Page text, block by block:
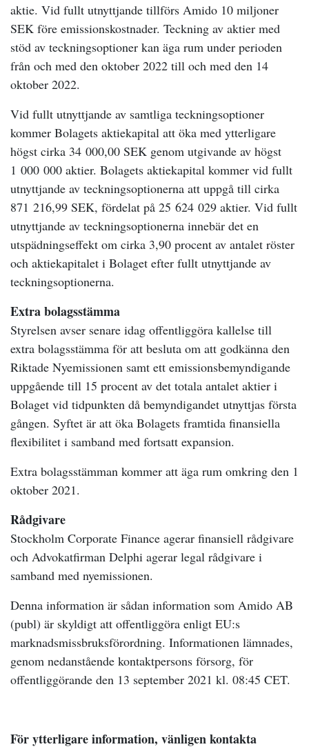
aktie. Vid fullt utnyttjande tillförs Amido 10 miljoner
SEK före emissionskostnader. Teckning av aktier med
stöd av teckningsoptioner kan äga rum under perioden
från och med den oktober 2022 till och med den 14
oktober 2022.
Vid fullt utnyttjande av samtliga teckningsoptioner
kommer Bolagets aktiekapital att öka med ytterligare
högst cirka 34 000,00 SEK genom utgivande av högst
1 000 000 aktier. Bolagets aktiekapital kommer vid fullt
utnyttjande av teckningsoptionerna att uppgå till cirka
871 216,99 SEK, fördelat på 25 624 029 aktier. Vid fullt
utnyttjande av teckningsoptionerna innebär det en
utspädningseffekt om cirka 3,90 procent av antalet röster
och aktiekapitalet i Bolaget efter fullt utnyttjande av
teckningsoptionerna.
Extra bolagsstämma
Styrelsen avser senare idag offentliggöra kallelse till
extra bolagsstämma för att besluta om att godkänna den
Riktade Nyemissionen samt ett emissionsbemyndigande
uppgående till 15 procent av det totala antalet aktier i
Bolaget vid tidpunkten då bemyndigandet utnyttjas första
gången. Syftet är att öka Bolagets framtida finansiella
flexibilitet i samband med fortsatt expansion.
Extra bolagsstämman kommer att äga rum omkring den 1
oktober 2021.
Rådgivare
Stockholm Corporate Finance agerar finansiell rådgivare
och Advokatfirman Delphi agerar legal rådgivare i
samband med nyemissionen.
Denna information är sådan information som Amido AB
(publ) är skyldigt att offentliggöra enligt EU:s
marknadsmissbruksförordning. Informationen lämnades,
genom nedanstående kontaktpersons försorg, för
offentliggörande den 13 september 2021 kl. 08:45 CET.
För ytterligare information, vänligen kontakta